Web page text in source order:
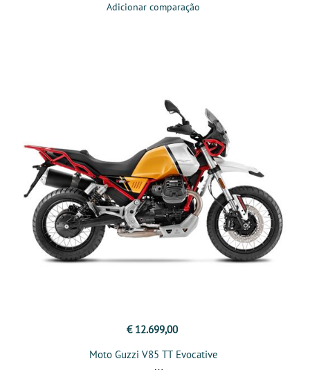
Adicionar comparação
€ 12.699,00
Moto Guzzi V85 TT Evocative